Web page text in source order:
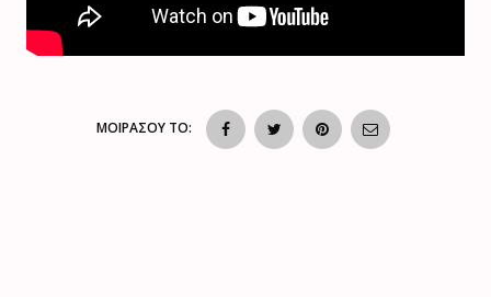
ΜΟΙΡΑΣΟΥ ΤΟ: